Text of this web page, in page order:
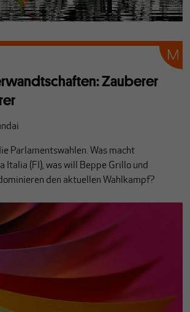
Zauberer
Parlamentswahlen. Was macht
Italia (FI), was will Beppe Grillo und
den aktuellen Wahlkampf?